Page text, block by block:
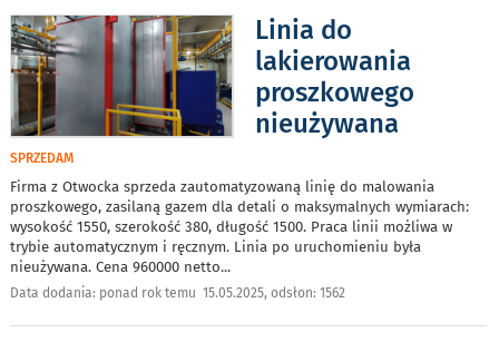
Linia do
lakierowania
proszkowego
nieużywana
SPRZEDAM
Firma z Otwocka sprzeda zautomatyzowaną linię do malowania
proszkowego, zasilaną gazem dla detali o maksymalnych wymiarach:
wysokość 1550, szerokość 380, długość 1500. Praca linii możliwa w
trybie automatycznym i ręcznym. Linia po uruchomieniu była
nieużywana. Cena 960000 netto...
Data dodania: ponad rok temu 15.05.2025, odsłon: 1562